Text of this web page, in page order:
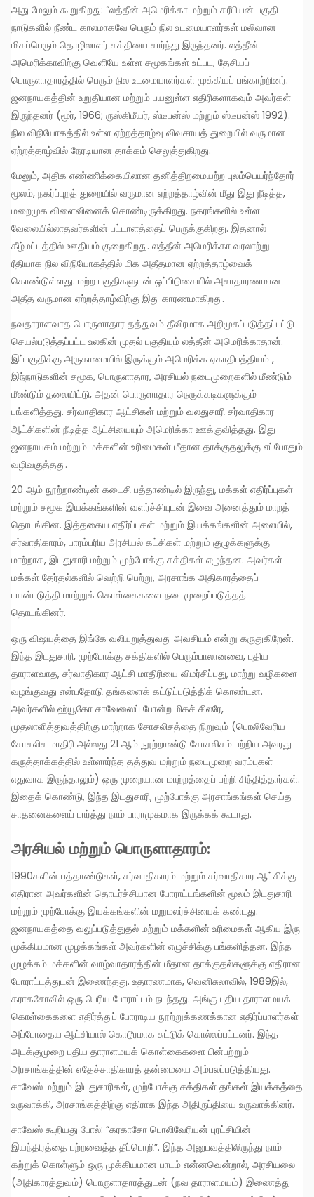
அது மேலும் கூறுகிறது: “லத்தீன் அமெரிக்கா மற்றும் கரீபியன் பகுதி
நாடுகளில் நீண்ட காலமாகவே பெரும் நில உடமையாளர்கள் மலிவான
மிகப்பெரும் தொழிலாளர் சக்தியை சார்ந்து இருந்தனர். லத்தீன்
அமெரிக்காவிற்கு வெளியே உள்ள சமூகங்கள் உட்பட, தேசியப்
பொருளாதாரத்தில் பெரும் நில உடமையாளர்கள் முக்கியப் பங்காற்றினர்.
ஜனநாயகத்தின் உறுதியான மற்றும் பயனுள்ள எதிரிகளாகவும் அவர்கள்
இருந்தனர் (மூர், 1966; ருஸ்கிமீயர், ஸ்டீபன்ஸ் மற்றும் ஸ்டீபன்ஸ் 1992).
நில விநியோகத்தில் உள்ள ஏற்றத்தாழ்வு விவசாயத் துறையில் வருமான
ஏற்றத்தாழ்வில் நேரடியான தாக்கம் செலுத்துகிறது.
மேலும், அதிக எண்ணிக்கையிலான தனித்திறமையற்ற புலம்பெயர்ந்தோர்
மூலம், நகர்ப்புறத் துறையில் வருமான ஏற்றத்தாழ்வின் மீது இது நீடித்த,
மறைமுக விளைவினைக் கொண்டிருக்கிறது. நகரங்களில் உள்ள
வேலையில்லாதவர்களின் பட்டாளத்தைப் பெருக்குகிறது. இதனால்
கீழ்மட்டத்தில் ஊதியம் குறைகிறது. லத்தீன் அமெரிக்கா வரலாற்று
ரீதியாக நில விநியோகத்தில் மிக அதீதமான ஏற்றத்தாழ்வைக்
கொண்டுள்ளது. மற்ற பகுதிகளுடன் ஒப்பிடுகையில் அசாதாரணமான
அதீத வருமான ஏற்றத்தாழ்விற்கு இது காரணமாகிறது.
நவதாராளவாத பொருளாதார தத்துவம் தீவிரமாக அறிமுகப்படுத்தப்பட்டு
செயல்படுத்தப்பட்ட உலகின் முதல் பகுதியும் லத்தீன் அமெரிக்காதான்.
இப்பகுதிக்கு அருகாமையில் இருக்கும் அமெரிக்க ஏகாதிபத்தியம் ,
இந்நாடுகளின் சமூக, பொருளாதார, அரசியல் நடைமுறைகளில் மீண்டும்
மீண்டும் தலையிட்டு, அதன் பொருளாதார நெருக்கடிகளுக்கும்
பங்களித்தது. சர்வாதிகார ஆட்சிகள் மற்றும் வலதுசாரி சர்வாதிகார
ஆட்சிகளின் நீடித்த ஆட்சியையும் அமெரிக்கா ஊக்குவித்தது. இது
ஜனநாயகம் மற்றும் மக்களின் உரிமைகள் மீதான தாக்குதலுக்கு எப்போதும்
வழிவகுத்தது.
20 ஆம் நூற்றாண்டின் கடைசி பத்தாண்டில் இருந்து, மக்கள் எதிர்ப்புகள்
மற்றும் சமூக இயக்கங்களின் வளர்ச்சியுடன் இவை அனைத்தும் மாறத்
தொடங்கின. இத்தகைய எதிர்ப்புகள் மற்றும் இயக்கங்களின் அலையில்,
சர்வாதிகாரம், பாரம்பரிய அரசியல் கட்சிகள் மற்றும் குழுக்களுக்கு
மாற்றாக, இடதுசாரி மற்றும் முற்போக்கு சக்திகள் எழுந்தன. அவர்கள்
மக்கள் தேர்தல்களில் வெற்றி பெற்று, அரசாங்க அதிகாரத்தைப்
பயன்படுத்தி மாற்றுக் கொள்கைகளை நடைமுறைப்படுத்தத்
தொடங்கினர்.
ஒரு விஷயத்தை இங்கே வலியுறுத்துவது அவசியம் என்று கருதுகிறேன்.
இந்த இடதுசாரி, முற்போக்கு சக்திகளில் பெரும்பாலானவை, புதிய
தாராளவாத, சர்வாதிகார ஆட்சி மாதிரியை விமர்சிப்பது, மாற்று வழிகளை
வழங்குவது என்பதோடு தங்களைக் கட்டுப்படுத்திக் கொண்டன.
அவர்களில் ஹ்யூகோ சாவேஸைப் போன்ற மிகச் சிலரே,
முதலாளித்துவத்திற்கு மாற்றாக சோசலிசத்தை நிறுவும் (பொலிவேரிய
சோசலிச மாதிரி அல்லது 21 ஆம் நூற்றாண்டு சோசலிசம் பற்றிய அவரது
கருத்தாக்கத்தில் உள்ளார்ந்த தத்துவ மற்றும் நடைமுறை வரம்புகள்
எதுவாக இருந்தாலும்) ஒரு முறையான மாற்றத்தைப் பற்றி சிந்தித்தார்கள்.
இதைக் கொண்டு, இந்த இடதுசாரி, முற்போக்கு அரசாங்கங்கள் செய்த
சாதனைகளைப் பார்த்து நாம் பாராமுகமாக இருக்கக் கூடாது.
அரசியல் மற்றும் பொருளாதாரம்:
1990களின் பத்தாண்டுகள், சர்வாதிகாரம் மற்றும் சர்வாதிகார ஆட்சிக்கு
எதிரான அவர்களின் தொடர்ச்சியான போராட்டங்களின் மூலம் இடதுசாரி
மற்றும் முற்போக்கு இயக்கங்களின் மறுமலர்ச்சியைக் கண்டது.
ஜனநாயகத்தை வலுப்படுத்துதல் மற்றும் மக்களின் உரிமைகள் ஆகிய இரு
முக்கியமான முழக்கங்கள் அவர்களின் எழுச்சிக்கு பங்களித்தன. இந்த
முழக்கம் மக்களின் வாழ்வாதாரத்தின் மீதான தாக்குதல்களுக்கு எதிரான
போராட்டத்துடன் இணைந்தது. உதாரணமாக, வெனிசுலாவில், 1989இல்,
கராகசோவில் ஒரு பெரிய போராட்டம் நடந்தது. அங்கு புதிய தாராளமயக்
கொள்கைகளை எதிர்த்துப் போராடிய நூற்றுக்கணக்கான எதிர்ப்பாளர்கள்
அப்போதைய ஆட்சியால் கொடூரமாக சுட்டுக் கொல்லப்பட்டனர். இந்த
அடக்குமுறை புதிய தாராளமயக் கொள்கைகளை பின்பற்றும்
அரசாங்கத்தின் எதேச்சாதிகாரத் தன்மையை அம்பலப்படுத்தியது.
சாவேஸ் மற்றும் இடதுசாரிகள், முற்போக்கு சக்திகள் தங்கள் இயக்கத்தை
உருவாக்கி, அரசாங்கத்திற்கு எதிராக இந்த அதிருப்தியை உருவாக்கினர்.
சாவேஸ் கூறியது போல்: “கரகாசோ பொலிவேரியன் புரட்சியின்
இயந்திரத்தை பற்றவைத்த தீப்பொறி”. இந்த அனுபவத்திலிருந்து நாம்
கற்றுக் கொள்ளும் ஒரு முக்கியமான பாடம் என்னவென்றால், அரசியலை
(அதிகாரத்துவம்) பொருளாதாரத்துடன் (நவ தாராளமயம்) இணைத்து